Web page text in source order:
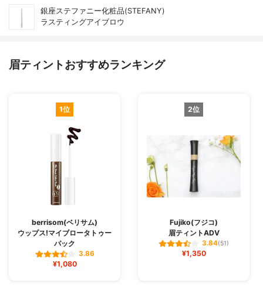
銀座ステファニー化粧品(STEFANY)
ラスティングアイブロウ
眉ティントおすすめランキング
1位
berrisom(ベリサム)
ウップス!マイブロータトゥー
パック
3.86
¥1,080
2位
Fujiko(フジコ)
眉ティントADV
3.84(51)
¥1,350